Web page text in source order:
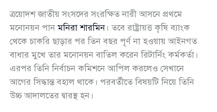
ত্রয়োদশ জাতীয় সংসদের সংরক্ষিত নারী আসনে প্রথমে
মনোনয়ন পানমনিরা শারমিন । তবে রাষ্ট্রায়ত্ত কৃষি ব্যাংক
থেকে চাকরি ছাড়ার পর তিন বছর পূর্ণ না হওয়ায় আইনগত
বাধার মুখে তার মনোনয়ন বাতিল করেন রিটার্নিং কর্মকর্তা।
এরপর তিনি নির্বাচন কমিশনে আপিল করলেও সেখানে
আগের সিদ্ধান্ত বহাল থাকে। পরবর্তীতে বিষয়টি নিয়ে তিনি
উচ্চ আদালতের দ্বারস্থ হন।